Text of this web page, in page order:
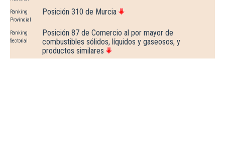
Ranking
Provincial
Posición 310 de Murcia
Ranking
Sectorial
Posición 87 de Comercio al por mayor de
combustibles sólidos, líquidos y gaseosos, y
productos similares